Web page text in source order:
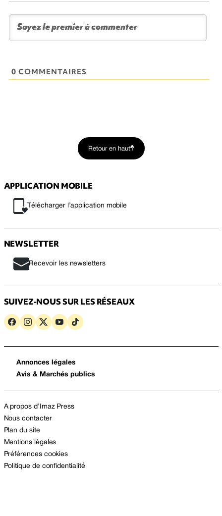
0 COMMENTAIRES
Retour en haut
APPLICATION MOBILE
Télécharger l’application mobile
NEWSLETTER
Recevoir les newsletters
SUIVEZ-NOUS SUR LES RÉSEAUX
Annonces légales
Avis & Marchés publics
A propos d’Imaz Press
Nous contacter
Plan du site
Mentions légales
Préférences cookies
Politique de confidentialité